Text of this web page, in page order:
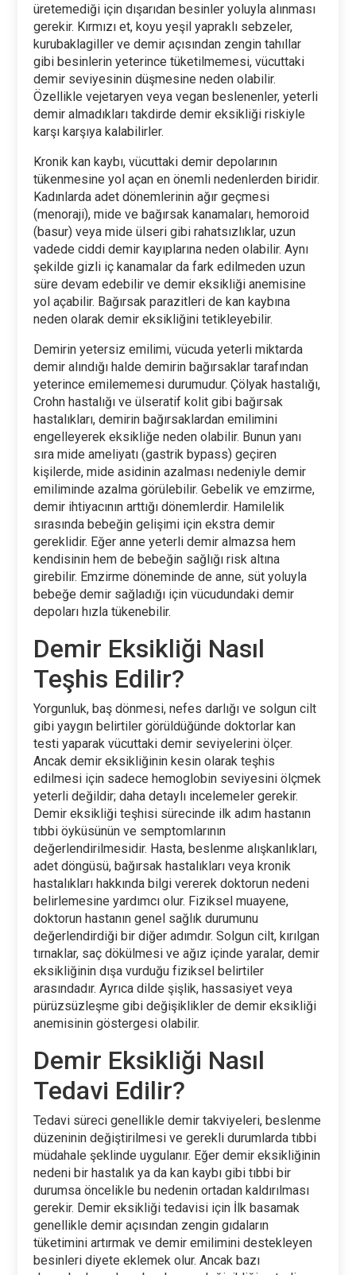
üretemediği için dışarıdan besinler yoluyla alınması
gerekir. Kırmızı et, koyu yeşil yapraklı sebzeler,
kurubaklagiller ve demir açısından zengin tahıllar
gibi besinlerin yeterince tüketilmemesi, vücuttaki
demir seviyesinin düşmesine neden olabilir.
Özellikle vejetaryen veya vegan beslenenler, yeterli
demir almadıkları takdirde demir eksikliği riskiyle
karşı karşıya kalabilirler.
Kronik kan kaybı, vücuttaki demir depolarının
tükenmesine yol açan en önemli nedenlerden biridir.
Kadınlarda adet dönemlerinin ağır geçmesi
(menoraji), mide ve bağırsak kanamaları, hemoroid
(basur) veya mide ülseri gibi rahatsızlıklar, uzun
vadede ciddi demir kayıplarına neden olabilir. Aynı
şekilde gizli iç kanamalar da fark edilmeden uzun
süre devam edebilir ve demir eksikliği anemisine
yol açabilir. Bağırsak parazitleri de kan kaybına
neden olarak demir eksikliğini tetikleyebilir.
Demirin yetersiz emilimi, vücuda yeterli miktarda
demir alındığı halde demirin bağırsaklar tarafından
yeterince emilememesi durumudur. Çölyak hastalığı,
Crohn hastalığı ve ülseratif kolit gibi bağırsak
hastalıkları, demirin bağırsaklardan emilimini
engelleyerek eksikliğe neden olabilir. Bunun yanı
sıra mide ameliyatı (gastrik bypass) geçiren
kişilerde, mide asidinin azalması nedeniyle demir
emiliminde azalma görülebilir. Gebelik ve emzirme,
demir ihtiyacının arttığı dönemlerdir. Hamilelik
sırasında bebeğin gelişimi için ekstra demir
gereklidir. Eğer anne yeterli demir almazsa hem
kendisinin hem de bebeğin sağlığı risk altına
girebilir. Emzirme döneminde de anne, süt yoluyla
bebeğe demir sağladığı için vücudundaki demir
depoları hızla tükenebilir.
Demir Eksikliği Nasıl
Teşhis Edilir?
Yorgunluk, baş dönmesi, nefes darlığı ve solgun cilt
gibi yaygın belirtiler görüldüğünde doktorlar kan
testi yaparak vücuttaki demir seviyelerini ölçer.
Ancak demir eksikliğinin kesin olarak teşhis
edilmesi için sadece hemoglobin seviyesini ölçmek
yeterli değildir; daha detaylı incelemeler gerekir.
Demir eksikliği teşhisi sürecinde ilk adım hastanın
tıbbi öyküsünün ve semptomlarının
değerlendirilmesidir. Hasta, beslenme alışkanlıkları,
adet döngüsü, bağırsak hastalıkları veya kronik
hastalıkları hakkında bilgi vererek doktorun nedeni
belirlemesine yardımcı olur. Fiziksel muayene,
doktorun hastanın genel sağlık durumunu
değerlendirdiği bir diğer adımdır. Solgun cilt, kırılgan
tırnaklar, saç dökülmesi ve ağız içinde yaralar, demir
eksikliğinin dışa vurduğu fiziksel belirtiler
arasındadır. Ayrıca dilde şişlik, hassasiyet veya
pürüzsüzleşme gibi değişiklikler de demir eksikliği
anemisinin göstergesi olabilir.
Demir Eksikliği Nasıl
Tedavi Edilir?
Tedavi süreci genellikle demir takviyeleri, beslenme
düzeninin değiştirilmesi ve gerekli durumlarda tıbbi
müdahale şeklinde uygulanır. Eğer demir eksikliğinin
nedeni bir hastalık ya da kan kaybı gibi tıbbi bir
durumsa öncelikle bu nedenin ortadan kaldırılması
gerekir. Demir eksikliği tedavisi için İlk basamak
genellikle demir açısından zengin gıdaların
tüketimini artırmak ve demir emilimini destekleyen
besinleri diyete eklemek olur. Ancak bazı